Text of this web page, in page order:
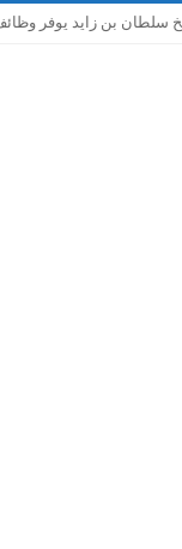
بن زايد يوفر وظائف إدارية